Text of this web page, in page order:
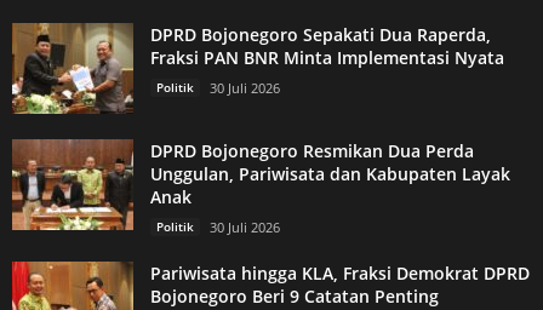
DPRD Bojonegoro Sepakati Dua Raperda,
Fraksi PAN BNR Minta Implementasi Nyata
Politik 30 Juli 2026
DPRD Bojonegoro Resmikan Dua Perda
Unggulan, Pariwisata dan Kabupaten Layak
Anak
Politik 30 Juli 2026
Pariwisata hingga KLA, Fraksi Demokrat DPRD
Bojonegoro Beri 9 Catatan Penting